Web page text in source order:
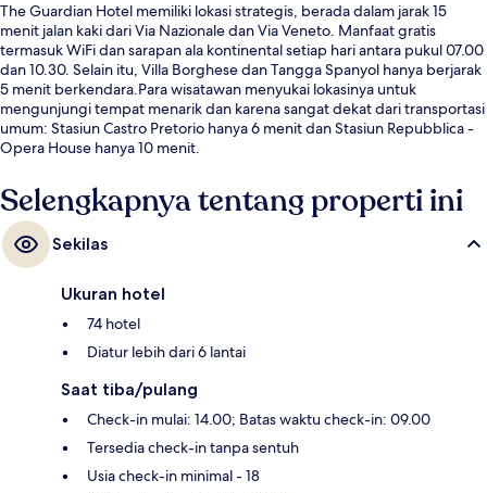
The Guardian Hotel memiliki lokasi strategis, berada dalam jarak 15
menit jalan kaki dari Via Nazionale dan Via Veneto. Manfaat gratis
termasuk WiFi dan sarapan ala kontinental setiap hari antara pukul 07.00
dan 10.30. Selain itu, Villa Borghese dan Tangga Spanyol hanya berjarak
5 menit berkendara.Para wisatawan menyukai lokasinya untuk
mengunjungi tempat menarik dan karena sangat dekat dari transportasi
umum: Stasiun Castro Pretorio hanya 6 menit dan Stasiun Repubblica -
Opera House hanya 10 menit.
Selengkapnya tentang properti ini
Sekilas
Ukuran hotel
74 hotel
Diatur lebih dari 6 lantai
Saat tiba/pulang
Check-in mulai: 14.00; Batas waktu check-in: 09.00
Tersedia check-in tanpa sentuh
Usia check-in minimal - 18